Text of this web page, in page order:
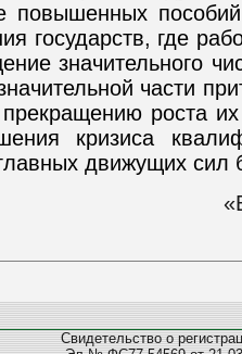
повышенных
государств, где
значительного
части
роста
кризиса
движущих сил
Свидетельство о